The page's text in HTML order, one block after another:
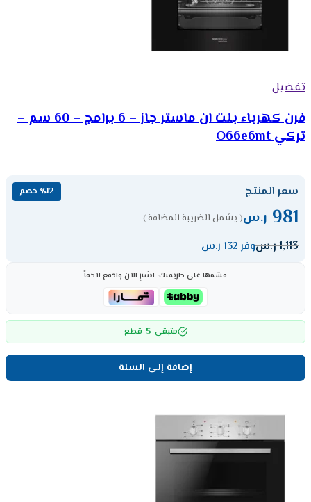
تفضيل
فرن كهرباء بلت ان ماستر جاز – 6 برامج – 60 سم –
تركي O66e6mt
سعر المنتج ٪12 خصم
981 ر.س( يشمل الضريبة المضافة )
1,113ر.سوفر 132 ر.س
قسّمها على طريقتك، اشترِ الآن وادفع لاحقاً
متبقي 5 قطع
إضافة إلى السلة